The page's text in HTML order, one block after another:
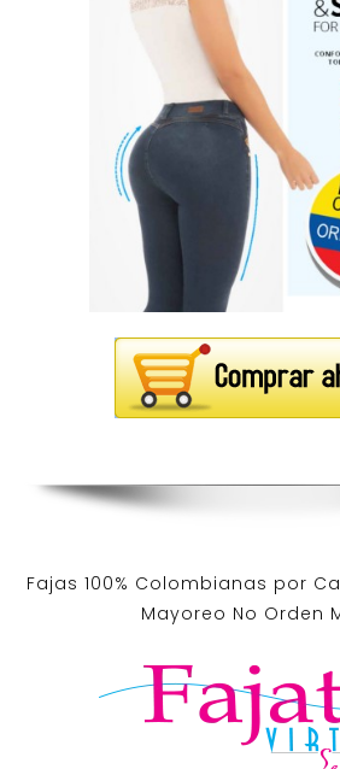
Fajas 100% Colombianas por
Mayoreo No Orden